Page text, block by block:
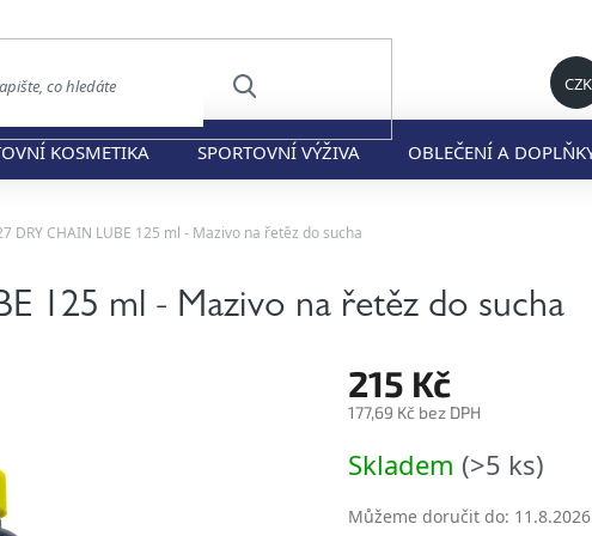
CZK
HLEDAT
KOSMETIKA SPORTOVNÍ VÝŽIVA OBLEČENÍ A
DRY CHAIN LUBE 125 ml - Mazivo na řetěz do sucha
125 ml - Mazivo na řetěz do sucha
215 Kč
177,69 Kč bez DPH
cena:
Skladem (>5 ks)
Můžeme doručit do: 11.8.2026